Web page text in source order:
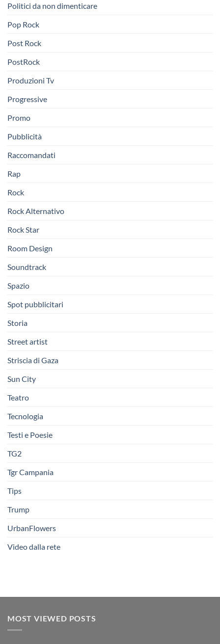
Politici da non dimenticare
Pop Rock
Post Rock
PostRock
Produzioni Tv
Progressive
Promo
Pubblicità
Raccomandati
Rap
Rock
Rock Alternativo
Rock Star
Room Design
Soundtrack
Spazio
Spot pubblicitari
Storia
Street artist
Striscia di Gaza
Sun City
Teatro
Tecnologia
Testi e Poesie
TG2
Tgr Campania
Tips
Trump
UrbanFlowers
Video dalla rete
MOST VIEWED POSTS